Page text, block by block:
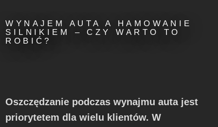
WYNAJEM AUTA A HAMOWANIE
SILNIKIEM – CZY WARTO TO
ROBIĆ?
Oszczędzanie podczas wynajmu auta jest
priorytetem dla wielu klientów. W